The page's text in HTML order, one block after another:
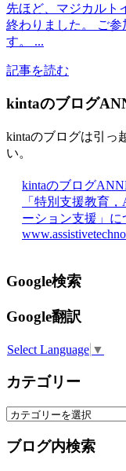
先ほど、マジカルト
終わりました。 ご参
す。 ...
記事を読む
kintaのブログ
kintaのブログは引っ
い。
kintaのブログ
「特別支援教育
ーション支援」
Google検索
Google翻訳
Select Language ▼
カテゴリー
カ
ゴ
ブログ内検索